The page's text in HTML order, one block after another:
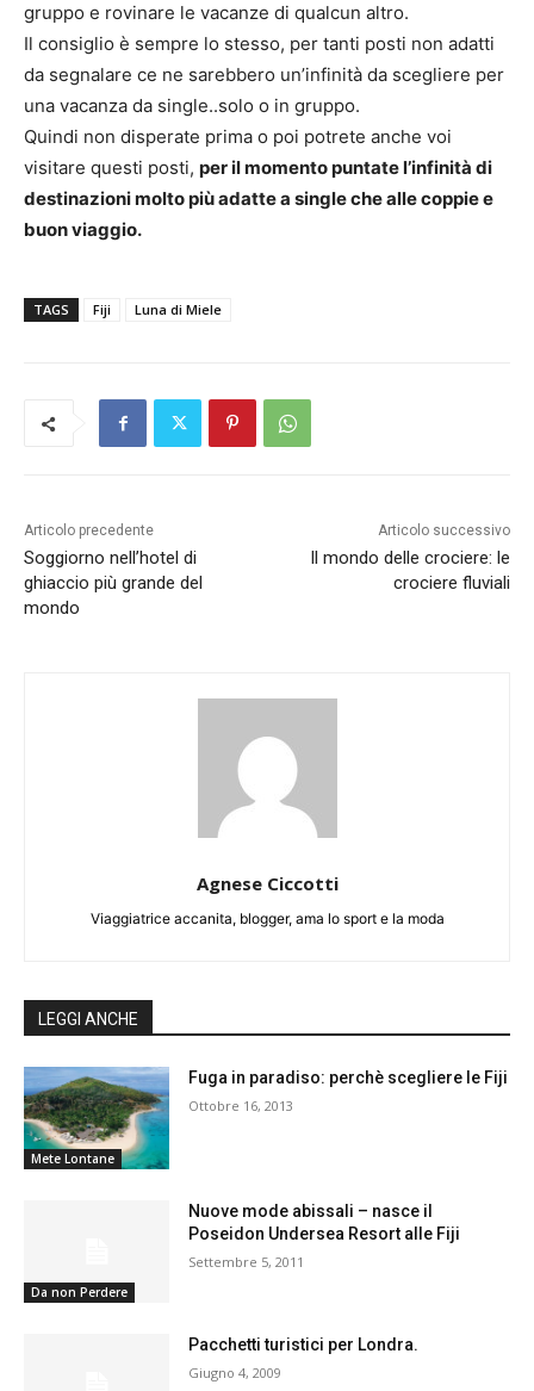
gruppo e rovinare le vacanze di qualcun altro.
Il consiglio è sempre lo stesso, per tanti posti non adatti
da segnalare ce ne sarebbero un’infinità da scegliere per
una vacanza da single..solo o in gruppo.
Quindi non disperate prima o poi potrete anche voi
visitare questi posti, per il momento puntate l’infinità di
destinazioni molto più adatte a single che alle coppie e
buon viaggio.
TAGS Fiji Luna di Miele
Articolo precedente
Soggiorno nell’hotel di
ghiaccio più grande del
mondo
Articolo successivo
Il mondo delle crociere: le
crociere fluviali
Agnese Ciccotti
Viaggiatrice accanita, blogger, ama lo sport e la moda
LEGGI ANCHE
Mete Lontane
Fuga in paradiso: perchè scegliere le Fiji
Ottobre 16, 2013
Da non Perdere
Nuove mode abissali – nasce il
Poseidon Undersea Resort alle Fiji
Settembre 5, 2011
Pacchetti turistici per Londra.
Giugno 4, 2009